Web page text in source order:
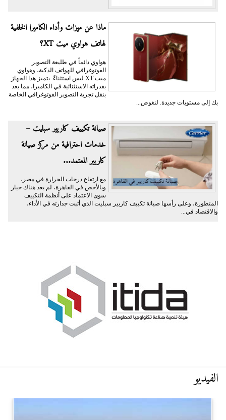
ماذا عن ميزات وأداء الكاميرا الخلفية
لهاتف هواوي ميت XT؟
هواوي دائماً في طليعة التصوير
الفوتوغرافي للهواتف الذكية، وهواوي
ميت XT ليس استثناءً. يتميز هذا الجهاز
بقدراته الاستثنائية في الكاميرا، مما يعد
بنقل تجربة التصوير الفوتوغرافي الخاصة
بك إلى مستويات جديدة. لنغوص...
صيانة تكييف كاريير سبليت –
خدمات احترافية من مركز صيانة
كاريير المعتمد...
مع ارتفاع درجات الحرارة في مصر،
وبالأخص في القاهرة، لم يعد هناك خيار
سوى الاعتماد على أنظمة التكييف
المتطورة، وعلى رأسها صيانة تكييف كاريير سبليت الذي أثبت جدارته في الأداء،
والاقتصاد في...
الفيديو